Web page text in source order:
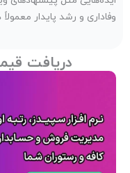
وفاداری و رشد پایدار
دریافت